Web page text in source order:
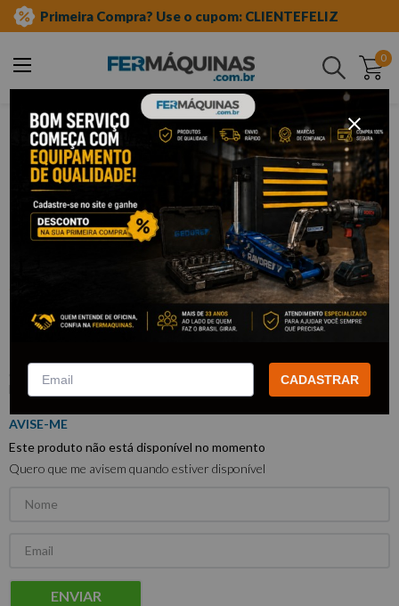
Primeira Compra? Use o cupom: CLIENTEFELIZ
0
Buscar
ferramentas manuais
chave especial
meia lua - starter
Chave Starter Meia Lua 14 x 16 -
Robust
13BS14X16
ROBUST
Este produto não está disponível no momento
Quero que me avisem quando estiver disponível
ENVIAR
CADASTRAR